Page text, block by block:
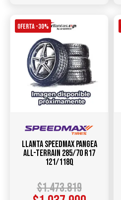
OFERTA -30%
Llanta SPEEDMAX Pangea
All-Terrain 285/70 R17
121/118Q
$1.473.819